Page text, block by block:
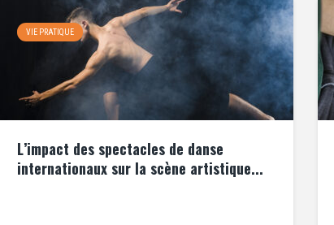
VIE PRATIQUE
L’impact des spectacles de danse
internationaux sur la scène artistique...